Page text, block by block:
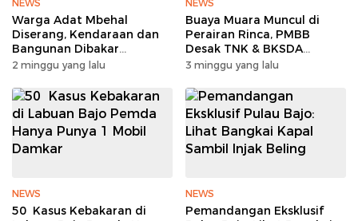
NEWS
Warga Adat Mbehal
Diserang, Kendaraan dan
Bangunan Dibakar
Sengketa Tanah Memanas
2 minggu yang lalu
NEWS
Buaya Muara Muncul di
Perairan Rinca, PMBB
Desak TNK & BKSDA
Segera Lakukan Mitigasi
3 minggu yang lalu
NEWS
50 Kasus Kebakaran di
NEWS
Pemandangan Eksklusif